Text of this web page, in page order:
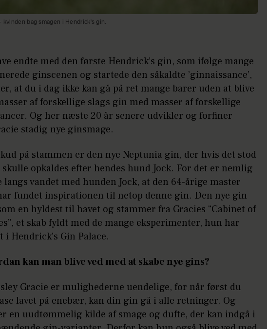
kvinden bag smagen i Hendrick's gin.
endte med den første Hendrick’s gin, som ifølge mange
ginscenen og startede den såkaldte ’ginnaissance’,
at du i dag ikke kan gå på ret mange barer uden at blive
af forskellige slags gin med masser af forskellige
Og her næste 20 år senere udvikler og forfiner
stadig nye ginsmage.
på stammen er den nye Neptunia gin, der hvis det stod
opkaldes efter hendes hund Jock. For det er nemlig
langs vandet med hunden Jock, at den 64-årige master
fundet inspirationen til netop denne gin. Den nye gin
en hyldest til havet og stammer fra Gracies “Cabinet of
et skab fyldt med de mange eksperimenter, hun har
i Hendrick’s Gin Palace.
kan man blive ved med at skabe nye gins?
Gracie er mulighederne uendelige, for når først du
lavet på enebær, kan din gin gå i alle retninger. Og
en uudtømmelig kilde af smage og dufte, der kan indgå i